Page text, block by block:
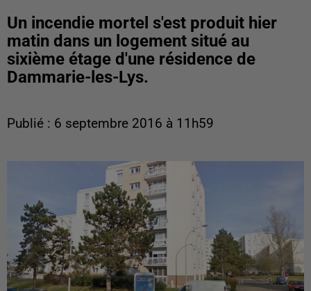
Un incendie mortel s'est produit hier
matin dans un logement situé au
sixième étage d'une résidence de
Dammarie-les-Lys.
Publié : 6 septembre 2016 à 11h59